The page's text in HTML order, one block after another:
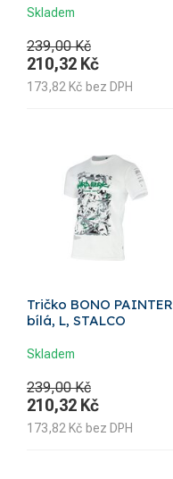
Skladem
239,00 Kč
210,32 Kč
173,82 Kč bez DPH
Tričko BONO PAINTER
bílá, L, STALCO
Skladem
239,00 Kč
210,32 Kč
173,82 Kč bez DPH